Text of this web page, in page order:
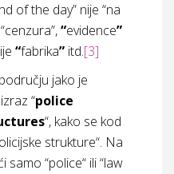
of the day” nije “na
“evidence”
“fabrika” itd.[3]
jako je
“police
“, kako se kod
strukture“. Na
“police“ ili “law